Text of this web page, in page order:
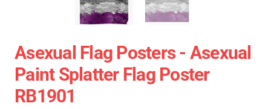
Asexual Flag Posters - Asexual
Paint Splatter Flag Poster
RB1901